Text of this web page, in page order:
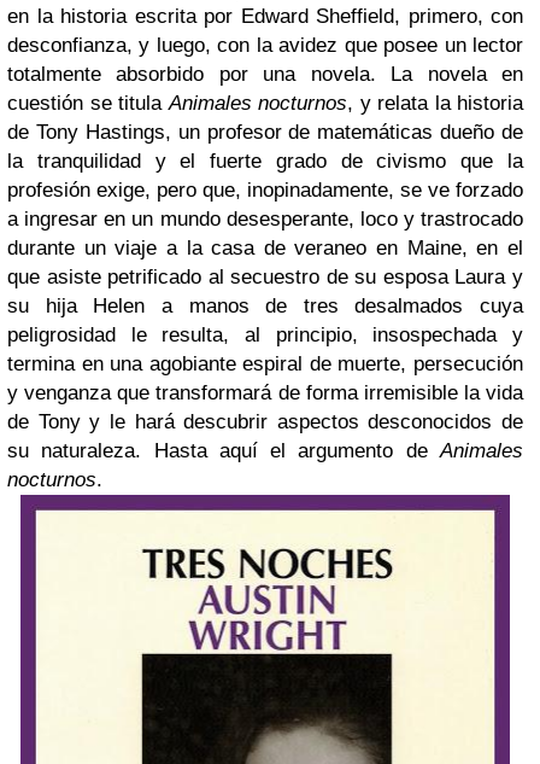
en la historia escrita por Edward Sheffield, primero, con
desconfianza, y luego, con la avidez que posee un lector
totalmente absorbido por una novela. La novela en
cuestión se titulaAnimales nocturnos, y relata la historia
de Tony Hastings, un profesor de matemáticas dueño de
la tranquilidad y el fuerte grado de civismo que la
profesión exige, pero que, inopinadamente, se ve forzado
a ingresar en un mundo desesperante, loco y trastrocado
durante un viaje a la casa de veraneo en Maine, en el
que asiste petrificado al secuestro de su esposa Laura y
su hija Helen a manos de tres desalmados cuya
peligrosidad le resulta, al principio, insospechada y
termina en una agobiante espiral de muerte, persecución
y venganza que transformará de forma irremisible la vida
de Tony y le hará descubrir aspectos desconocidos de
su naturaleza. Hasta aquí el argumento deAnimales
nocturnos.